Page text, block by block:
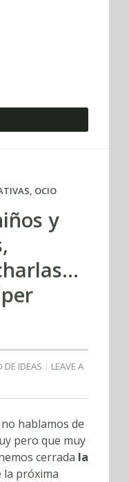
, OCIO
y
DE IDEAS
LEAVE A
hablamos de
pero que muy
cerrada la
la próxima